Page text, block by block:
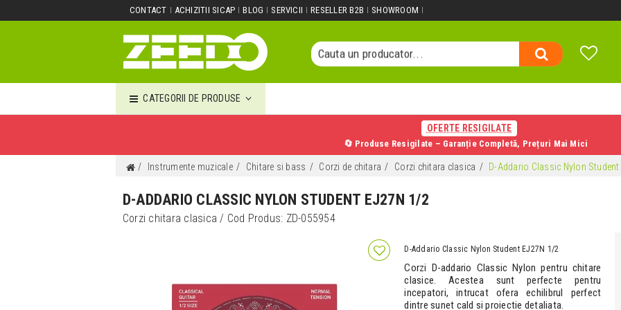
CONTACT ACHIZITII SICAP BLOG SERVICII RESELLER B2B SHOWROOM
Cauta un produs...
Cauta un producator...
CATEGORII DE PRODUSE
OFERTE RESIGILATE
🔄 Produse Resigilate – Garanție Completă, Prețuri Mai Mici
Instrumente muzicale Chitare si bass Corzi de chitara Corzi chitara clasica D-Addario Classic Nylon Student
D-ADDARIO CLASSIC NYLON STUDENT EJ27N 1/2
Corzi chitara clasica/ Cod Produs: ZD-055954
D-Addario Classic Nylon Student EJ27N 1/2
Corzi D-addario Classic Nylon pentru chitare
clasice. Acestea sunt perfecte pentru
incepatori, intrucat ofera echilibrul perfect
dintre sunet cald si proiectie detaliata.